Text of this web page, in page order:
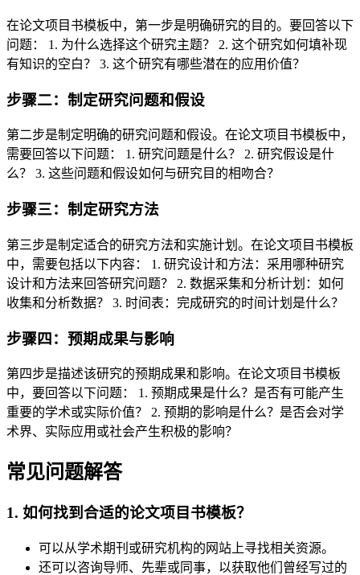
在论文项目书模板中，第一步是明确研究的目的。要回答以下
问题： 1. 为什么选择这个研究主题？ 2. 这个研究如何填补现
有知识的空白？ 3. 这个研究有哪些潜在的应用价值？
步骤二：制定研究问题和假设
第二步是制定明确的研究问题和假设。在论文项目书模板中，
需要回答以下问题： 1. 研究问题是什么？ 2. 研究假设是什
么？ 3. 这些问题和假设如何与研究目的相吻合？
步骤三：制定研究方法
第三步是制定适合的研究方法和实施计划。在论文项目书模板
中，需要包括以下内容： 1. 研究设计和方法：采用哪种研究
设计和方法来回答研究问题？ 2. 数据采集和分析计划：如何
收集和分析数据？ 3. 时间表：完成研究的时间计划是什么？
步骤四：预期成果与影响
第四步是描述该研究的预期成果和影响。在论文项目书模板
中，要回答以下问题： 1. 预期成果是什么？是否有可能产生
重要的学术或实际价值？ 2. 预期的影响是什么？是否会对学
术界、实际应用或社会产生积极的影响？
常见问题解答
1. 如何找到合适的论文项目书模板？
可以从学术期刊或研究机构的网站上寻找相关资源。
还可以咨询导师、先辈或同事，以获取他们曾经写过的